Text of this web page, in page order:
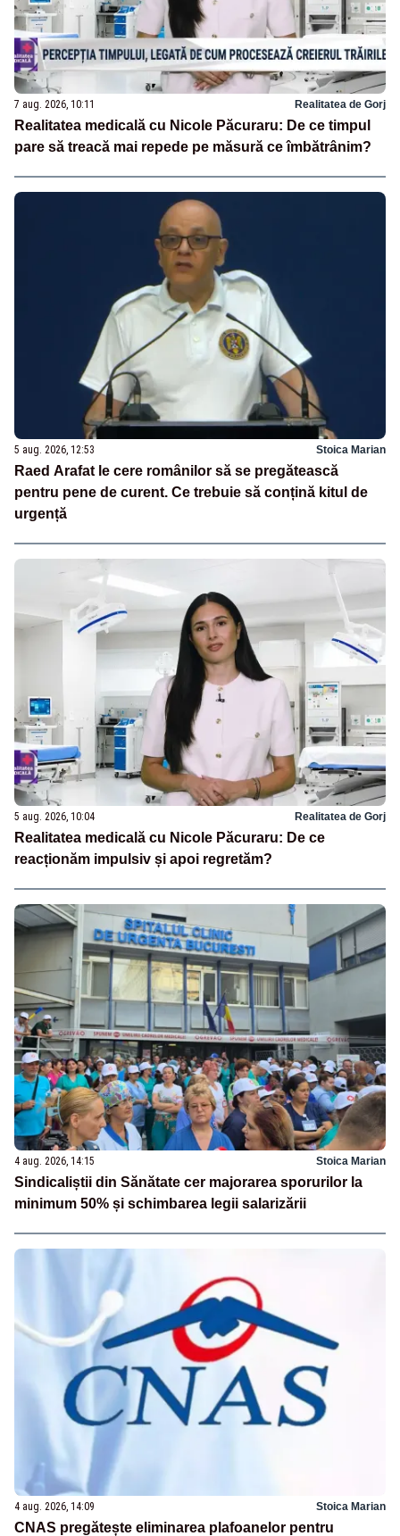
7 aug. 2026, 10:11 Realitatea de Gorj
Realitatea medicală cu Nicole Păcuraru: De ce timpul
pare să treacă mai repede pe măsură ce îmbătrânim?
5 aug. 2026, 12:53 Stoica Marian
Raed Arafat le cere românilor să se pregătească
pentru pene de curent. Ce trebuie să conțină kitul de
urgență
5 aug. 2026, 10:04 Realitatea de Gorj
Realitatea medicală cu Nicole Păcuraru: De ce
reacționăm impulsiv și apoi regretăm?
4 aug. 2026, 14:15 Stoica Marian
Sindicaliștii din Sănătate cer majorarea sporurilor la
minimum 50% și schimbarea legii salarizării
4 aug. 2026, 14:09 Stoica Marian
CNAS pregătește eliminarea plafoanelor pentru